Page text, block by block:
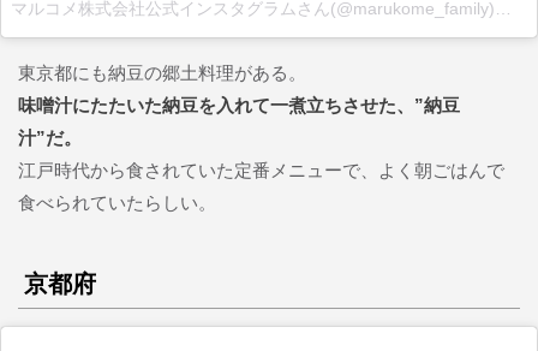
マルコメ株式会社公式インスタグラムさん(@marukome_family)が投稿した写真
東京都にも納豆の郷土料理がある。
味噌汁にたたいた納豆を入れて一煮立ちさせた、”納豆
汁”だ。
江戸時代から食されていた定番メニューで、よく朝ごはんで
食べられていたらしい。
京都府